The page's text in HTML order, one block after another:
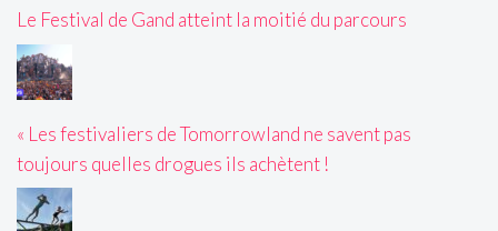
Le Festival de Gand atteint la moitié du parcours
« Les festivaliers de Tomorrowland ne savent pas
toujours quelles drogues ils achètent !